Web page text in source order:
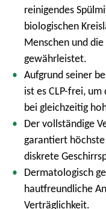
reinigendes
biologischen
Menschen und
gewährleistet.
Aufgrund seiner
ist es CLP-frei,
bei gleichzeitig
Der vollständige
garantiert
diskrete
Dermatologisch
hautfreundliche
Verträglichkeit.